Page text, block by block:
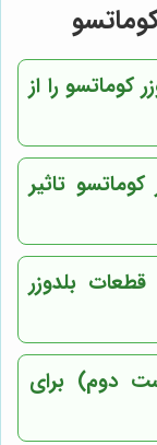
کوماتسو را از
تاثیر
بلدوزر
دوم) برای